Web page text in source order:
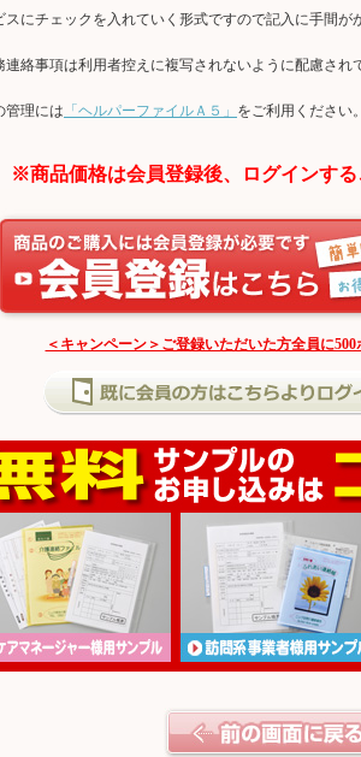
にチェックを入れていく形式ですので記入に手間が
絡事項は利用者控えに複写されないように配慮され
管理には 「ヘルパーファイルＡ５」 をご利用ください。
※商品価格は会員登録後、ログインする
＜キャンペーン＞ご登録いただいた方全員に500